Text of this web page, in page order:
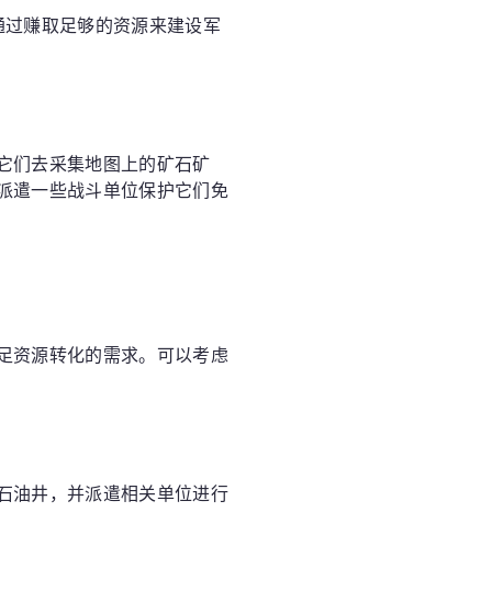
赚取足够的资源来建设军
们去采集地图上的矿石矿
遣一些战斗单位保护它们免
资源转化的需求。可以考虑
油井，并派遣相关单位进行